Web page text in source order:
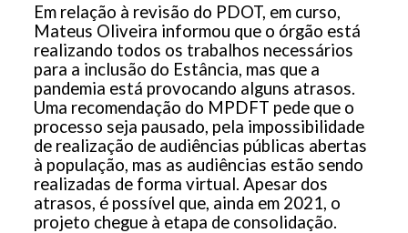
Em relação à revisão do PDOT, em curso,
Mateus Oliveira informou que o órgão está
realizando todos os trabalhos necessários
para a inclusão do Estância, mas que a
pandemia está provocando alguns atrasos.
Uma recomendação do MPDFT pede que o
processo seja pausado, pela impossibilidade
de realização de audiências públicas abertas
à população, mas as audiências estão sendo
realizadas de forma virtual. Apesar dos
atrasos, é possível que, ainda em 2021, o
projeto chegue à etapa de consolidação.